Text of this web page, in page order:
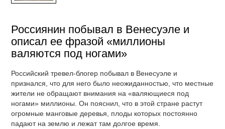
Россиянин побывал в Венесуэле и
описал ее фразой «миллионы
валяются под ногами»
Российский тревел-блогер побывал в Венесуэле и
признался, что для него было неожиданностью, что местные
жители не обращают внимания на «валяющиеся под
ногами» миллионы. Он пояснил, что в этой стране растут
огромные манговые деревья, плоды которых постоянно
падают на землю и лежат там долгое время.